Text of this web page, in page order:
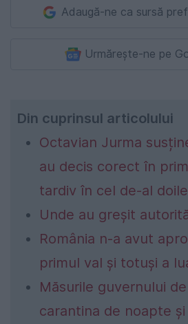
Adaugă-ne ca sursă
Urmărește-ne pe
Din cuprinsul articolului
Octavian Jurma
au decis corect în
tardiv în cel de-al
Unde au greşit
România n-a avut
primul val şi totuşi a
Măsurile guvernului
carantina de noapte